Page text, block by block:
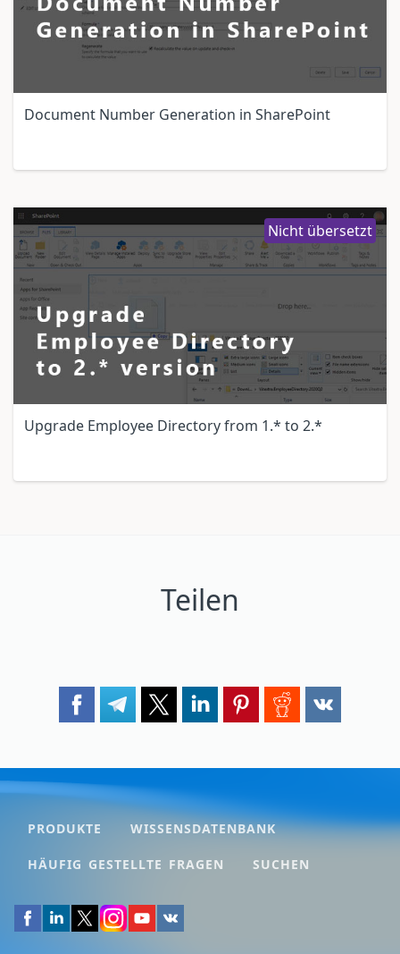
Document Number Generation in SharePoint
Upgrade Employee Directory from 1.* to 2.*
Nicht übersetzt
Teilen
PRODUKTE WISSENSDATENBANK
HÄUFIG GESTELLTE FRAGEN SUCHEN